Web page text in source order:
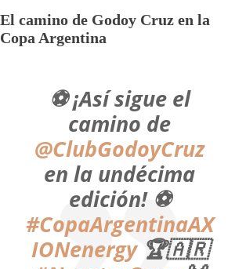
El camino de Godoy Cruz en la
Copa Argentina
⚽️ ¡Así sigue el
camino de
@ClubGodoyCruz
en la undécima
edición! ⚽️
#CopaArgentinaAX
IONenergy🏆🇦🇷